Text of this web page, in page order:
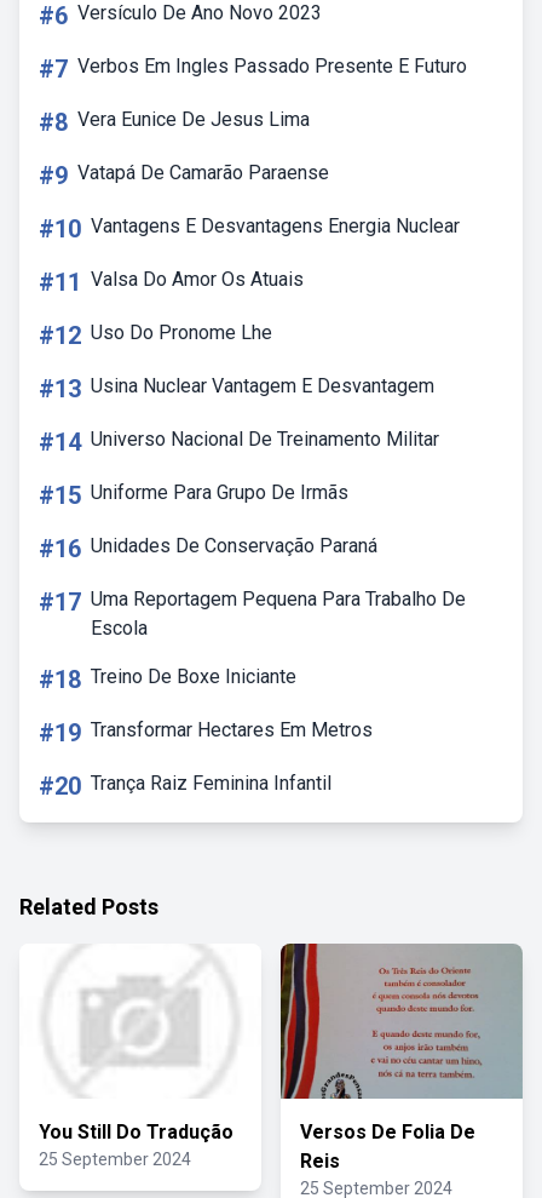
#6 Versículo De Ano Novo 2023
#7 Verbos Em Ingles Passado Presente E Futuro
#8 Vera Eunice De Jesus Lima
#9 Vatapá De Camarão Paraense
#10 Vantagens E Desvantagens Energia Nuclear
#11 Valsa Do Amor Os Atuais
#12 Uso Do Pronome Lhe
#13 Usina Nuclear Vantagem E Desvantagem
#14 Universo Nacional De Treinamento Militar
#15 Uniforme Para Grupo De Irmãs
#16 Unidades De Conservação Paraná
#17 Uma Reportagem Pequena Para Trabalho De
Escola
#18 Treino De Boxe Iniciante
#19 Transformar Hectares Em Metros
#20 Trança Raiz Feminina Infantil
Related Posts
You Still Do Tradução
25 September 2024
Versos De Folia De
Reis
25 September 2024